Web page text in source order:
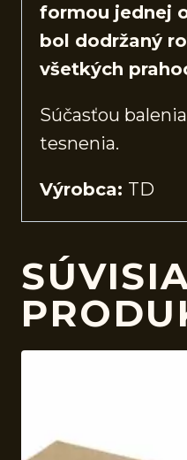
formou jednej
bol dodržaný
všetkých
Súčasťou
tesnenia.
Výrobca: TD